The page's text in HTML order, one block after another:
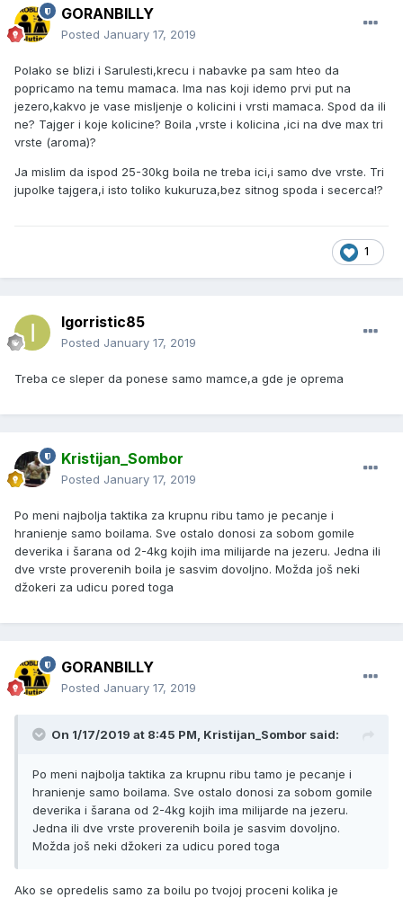
GORANBILLY
Posted January 17, 2019
Polako se blizi i Sarulesti,krecu i nabavke pa sam hteo da
popricamo na temu mamaca. Ima nas koji idemo prvi put na
jezero,kakvo je vase misljenje o kolicini i vrsti mamaca. Spod da ili
ne? Tajger i koje kolicine? Boila ,vrste i kolicina ,ici na dve max tri
vrste (aroma)?
Ja mislim da ispod 25-30kg boila ne treba ici,i samo dve vrste. Tri
jupolke tajgera,i isto toliko kukuruza,bez sitnog spoda i secerca!?
1
Igorristic85
Posted January 17, 2019
Treba ce sleper da ponese samo mamce,a gde je oprema
Kristijan_Sombor
Posted January 17, 2019
Po meni najbolja taktika za krupnu ribu tamo je pecanje i
hranienje samo boilama. Sve ostalo donosi za sobom gomile
deverika i šarana od 2-4kg kojih ima milijarde na jezeru. Jedna ili
dve vrste proverenih boila je sasvim dovoljno. Možda još neki
džokeri za udicu pored toga
GORANBILLY
Posted January 17, 2019
On 1/17/2019 at 8:45 PM, Kristijan_Sombor said:
Po meni najbolja taktika za krupnu ribu tamo je pecanje i
hranienje samo boilama. Sve ostalo donosi za sobom gomile
deverika i šarana od 2-4kg kojih ima milijarde na jezeru.
Jedna ili dve vrste proverenih boila je sasvim dovoljno.
Možda još neki džokeri za udicu pored toga
Ako se opredelis samo za boilu po tvojoj proceni kolika je